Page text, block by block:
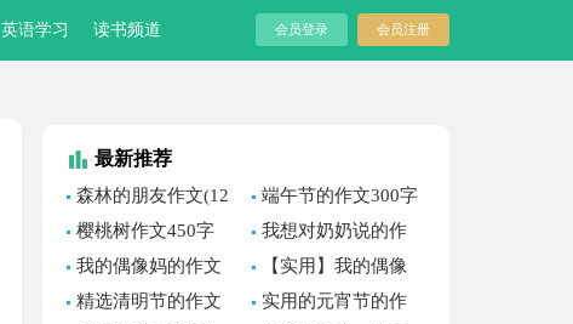
英语学习 读书频道 会员登录 会员注册
最新推荐
森林的朋友作文(12
篇)
端午节的作文300字
四篇
樱桃树作文450字
我想对奶奶说的作
文(11篇)
我的偶像妈的作文
600字锦集六篇
【实用】我的偶像
妈的作文500字三篇
精选清明节的作文
实用的元宵节的作